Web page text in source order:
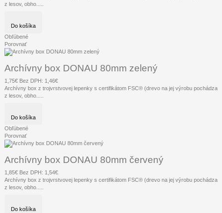
z lesov, obho.....
Do košíka
Obľúbené
Porovnať
Archívny box DONAU 80mm zelený
1,75€ Bez DPH: 1,46€
Archívny box z trojvrstvovej lepenky s certifikátom FSC® (drevo na jej výrobu pochádza
z lesov, obho.....
Do košíka
Obľúbené
Porovnať
Archívny box DONAU 80mm červený
1,85€ Bez DPH: 1,54€
Archívny box z trojvrstvovej lepenky s certifikátom FSC® (drevo na jej výrobu pochádza
z lesov, obho.....
Do košíka